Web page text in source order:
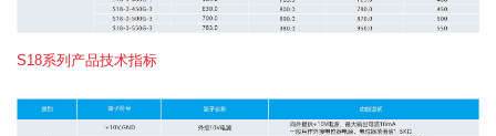
S18系列产品技术指标